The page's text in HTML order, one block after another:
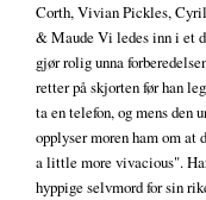
Corth, Vivian Pickles,
& Maude Vi ledes inn i et
gjør rolig unna
retter på skjorten før han
ta en telefon, og mens den
opplyser moren ham om at
a little more vivacious".
hyppige selvmord for sin